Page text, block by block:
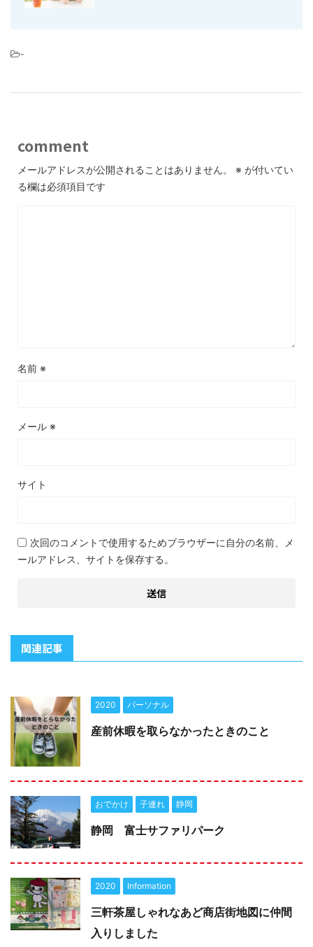
-
comment
メールアドレスが公開されることはありません。 ※ が付いてい
る欄は必須項目です
名前 ※
メール ※
サイト
次回のコメントで使用するためブラウザーに自分の名前、メ
ールアドレス、サイトを保存する。
関連記事
2020 パーソナル
産前休暇を取らなかったときのこと
おでかけ 子連れ 静岡
静岡 富士サファリパーク
2020 Information
三軒茶屋しゃれなあど商店街地図に仲間
入りしました